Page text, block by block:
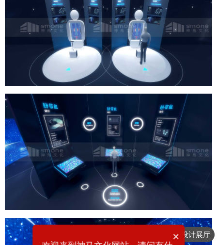
想要设计展厅
×